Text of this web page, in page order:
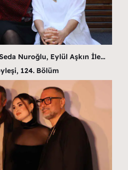
Nuroğlu, Eylül Aşkın İle…
124. Bölüm